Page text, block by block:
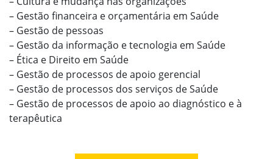
– Gestão financeira e orçamentária em Saúde
– Gestão de pessoas
– Gestão da informação e tecnologia em Saúde
– Ética e Direito em Saúde
– Gestão de processos de apoio gerencial
– Gestão de processos dos serviços de Saúde
– Gestão de processos de apoio ao diagnóstico e à
terapêutica